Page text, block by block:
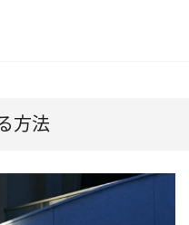
方法